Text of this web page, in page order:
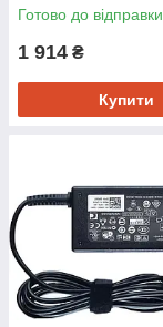
Готово до відправки
1 914 ₴
Купити